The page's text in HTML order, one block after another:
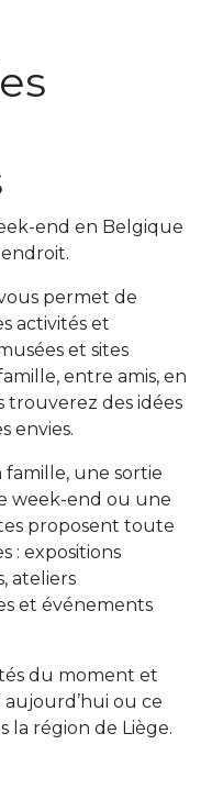
end en Belgique
permet de
activités et
et sites
entre amis, en
trouverez des idées
envies.
une sortie
week-end ou une
proposent toute
: expositions
ateliers
et événements
du moment et
ou ce
la région de Liège.